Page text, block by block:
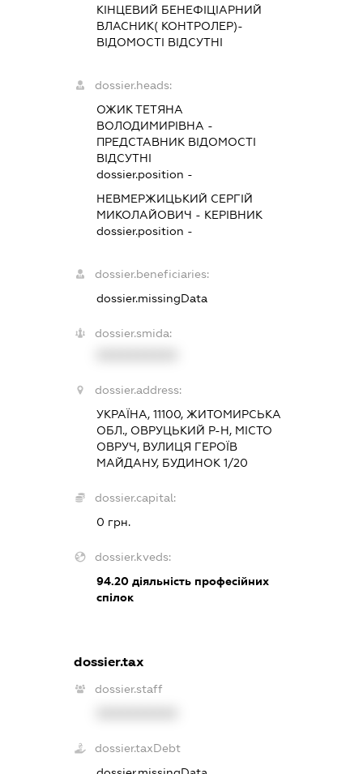
КІНЦЕВИЙ БЕНЕФІЦІАРНИЙ
ВЛАСНИК( КОНТРОЛЕР)-
ВІДОМОСТІ ВІДСУТНІ
dossier.heads:
ОЖИК ТЕТЯНА
ВОЛОДИМИРІВНА -
ПРЕДСТАВНИК ВІДОМОСТІ
ВІДСУТНІ
dossier.position -
НЕВМЕРЖИЦЬКИЙ СЕРГІЙ
МИКОЛАЙОВИЧ - КЕРІВНИК
dossier.position -
dossier.beneficiaries:
dossier.missingData
dossier.smida:
dossier.address:
УКРАЇНА, 11100, ЖИТОМИРСЬКА
ОБЛ., ОВРУЦЬКИЙ Р-Н, МІСТО
ОВРУЧ, ВУЛИЦЯ ГЕРОЇВ
МАЙДАНУ, БУДИНОК 1/20
dossier.capital:
0 грн.
dossier.kveds:
94.20діяльність професійних
спілок
dossier.tax
dossier.staff
dossier.taxDebt